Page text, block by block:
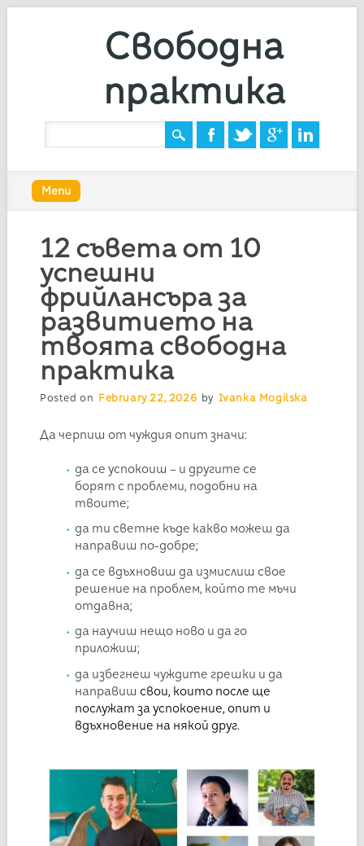
Свободна
практика
Main menu
content
Menu
12 съвета от 10
успешни
фрийлансъра за
развитието на
твоята свободна
практика
Posted on February 22, 2026 by Ivanka Mogilska
Да черпиш от чуждия опит значи:
да се успокоиш – и другите се
борят с проблеми, подобни на
твоите;
да ти светне къде какво можеш да
направиш по-добре;
да се вдъхновиш да измислиш свое
решение на проблем, който те мъчи
отдавна;
да научиш нещо ново и да го
приложиш;
да избегнеш чуждите грешки и да
направиш свои, които после ще
послужат за успокоение, опит и
вдъхновение на някой друг.